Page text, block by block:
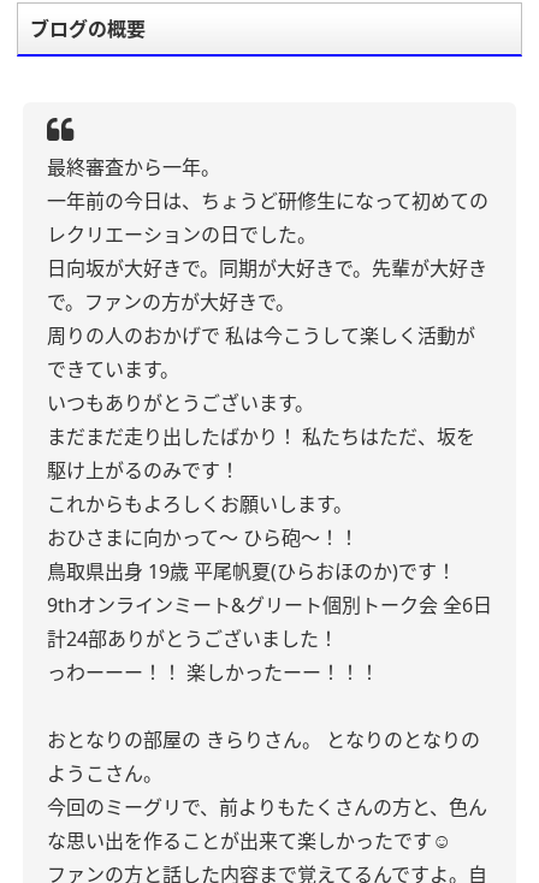
ブログの概要
最終審査から一年。
一年前の今日は、ちょうど研修生になって初めての
レクリエーションの日でした。
日向坂が大好きで。同期が大好きで。先輩が大好き
で。ファンの方が大好きで。
周りの人のおかげで 私は今こうして楽しく活動が
できています。
いつもありがとうございます。
まだまだ走り出したばかり！ 私たちはただ、坂を
駆け上がるのみです！
これからもよろしくお願いします。
おひさまに向かって〜 ひら砲〜！！
鳥取県出身 19歳平尾帆夏(ひらおほのか)です！
9thオンラインミート&グリート個別トーク会全6日
計24部ありがとうございました！
っわーーー！！ 楽しかったーー！！！
おとなりの部屋の きらりさん。
となりのとなりの
ようこさん。
今回のミーグリで、前よりもたくさんの方と、色ん
な思い出を作ることが出来て楽しかったです☺
ファンの方と話した内容まで覚えてるんですよ。自